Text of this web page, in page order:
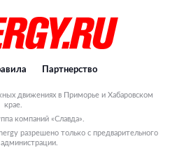
Партнерство
движениях в Приморье и Хабаровском
крае.
компаний «Славда».
разрешено только с предварительного
администрации.